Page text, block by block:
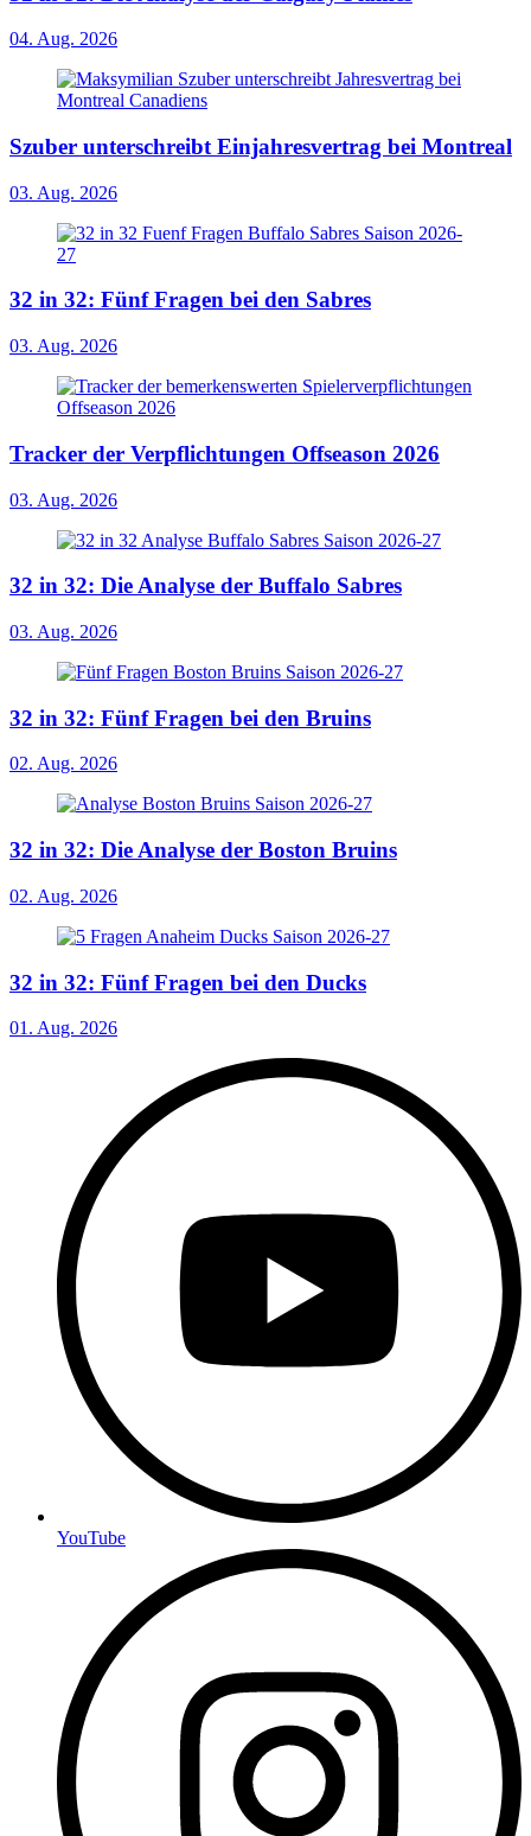
04. Aug. 2026
Szuber unterschreibt Einjahresvertrag bei Montreal
03. Aug. 2026
32 in 32: Fünf Fragen bei den Sabres
03. Aug. 2026
Tracker der Verpflichtungen Offseason 2026
03. Aug. 2026
32 in 32: Die Analyse der Buffalo Sabres
03. Aug. 2026
32 in 32: Fünf Fragen bei den Bruins
02. Aug. 2026
32 in 32: Die Analyse der Boston Bruins
02. Aug. 2026
32 in 32: Fünf Fragen bei den Ducks
01. Aug. 2026
YouTube